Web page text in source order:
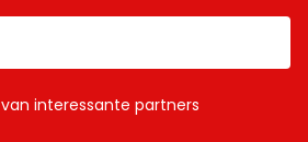
interessante partners